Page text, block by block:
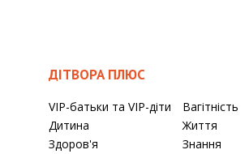
ДІТВОРА ПЛЮС
VIP-батьки та VIP-діти
Вагітність
Дитина
Життя
Здоров'я
Знання